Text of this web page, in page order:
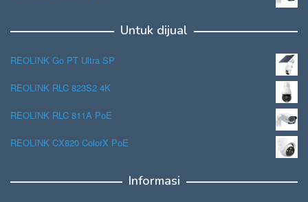
Untuk dijual
REOLINK Go PT Ultra SP
REOLINK RLC 823S2 4K
REOLINK RLC 811A PoE
REOLINK CX820 ColorX PoE
Informasi